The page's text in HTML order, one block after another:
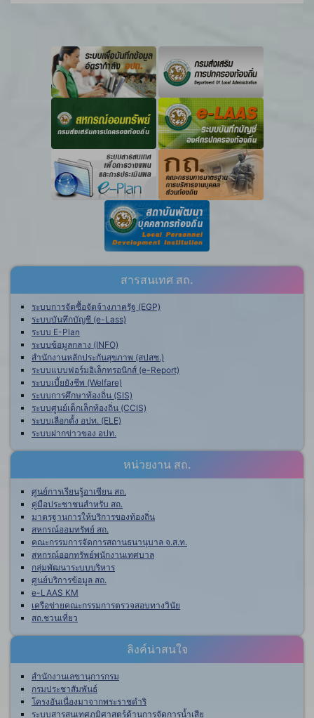
สารสนเทศ สถ.
ระบบการจัดซื้อจัดจ้างภาครัฐ (EGP)
ระบบบันทึกบัญชี (e-Lass)
ระบบ E-Plan
ระบบข้อมูลกลาง (INFO)
สำนักงานหลักประกันสุขภาพ (สปสช.)
ระบบแบบฟอร์มอิเล็กทรอนิกส์ (e-Report)
ระบบเบี้ยยังชีพ (Welfare)
ระบบการศึกษาท้องถิ่น (SIS)
ระบบศูนย์เด็กเล็กท้องถิ่น (CCIS)
ระบบเลือกตั้ง อปท. (ELE)
ระบบฝากข่าวของ อปท.
หน่วยงาน สถ.
ศูนย์การเรียนรู้อาเซียน สถ.
คู่มือประชาชนสำหรับ สถ.
มาตรฐานการให้บริการของท้องถิ่น
สหกรณ์ออมทรัพย์ สถ.
คณะกรรมการจัดการสถานธนานุบาล จ.ส.ท.
สหกรณ์ออกทรัพย์พนักงานเทศบาล
กลุ่มพัฒนาระบบบริหาร
ศูนย์บริการข้อมูล สถ.
e-LAAS KM
เครือข่ายคณะกรรมการตรวจสอบทางวินัย
สถ.ชวนเที่ยว
ลิงค์น่าสนใจ
สำนักงานเลขานุการกรม
กรมประชาสัมพันธ์
โครงอันเนื่องมาจากพระราชดำริ
ระบบสารสนเทศภูมิศาสตร์ด้านการจัดการน้ำเสีย